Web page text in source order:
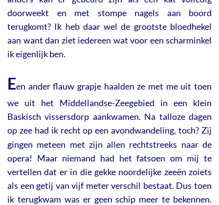
doorweekt en met stompe nagels aan boord
terugkomt? Ik heb daar wel de grootste bloedhekel
aan want dan ziet iedereen wat voor een scharminkel
ik eigenlijk ben.
Een ander flauw grapje haalden ze met me uit toen
we uit het Middellandse-Zeegebied in een klein
Baskisch vissersdorp aankwamen. Na talloze dagen
op zee had ik recht op een avondwandeling, toch? Zìj
gingen meteen met zijn allen rechtstreeks naar de
opera! Maar niemand had het fatsoen om mij te
vertellen dat er in die gekke noordelijke zeeën zoiets
als een getij van vijf meter verschil bestaat. Dus toen
ik terugkwam was er geen schip meer te bekennen.